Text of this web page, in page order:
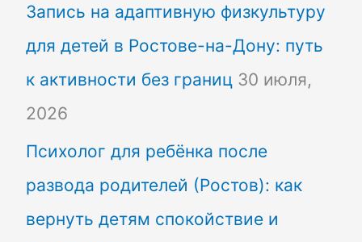
Запись на адаптивную физкультуру
для детей в Ростове-на-Дону: путь
к активности без границ 30 июля,
2026
Психолог для ребёнка после
развода родителей (Ростов): как
вернуть детям спокойствие и